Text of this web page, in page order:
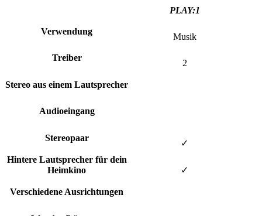
PLAY:1
Verwendung
Musik
Treiber
2
Stereo aus einem Lautsprecher
Audioeingang
Stereopaar
✓
Hintere Lautsprecher für dein
Heimkino
✓
Verschiedene Ausrichtungen